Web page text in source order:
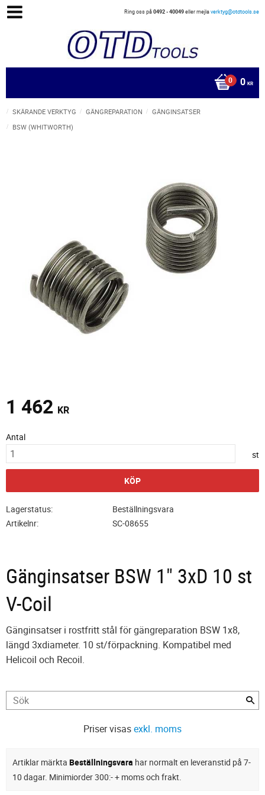
Ring oss på0492 - 40049eller mejlaverktyg@otdtools.se
0 KR
SKÄRANDE VERKTYG GÄNGREPARATION
GÄNGINSATSER
BSW (WHITWORTH)
1 462 KR
Antal
st
KÖP
Lagerstatus
Beställningsvara
Artikelnr
SC-08655
Gänginsatser BSW 1" 3xD 10 st
V-Coil
Gänginsatser i rostfritt stål för gängreparation BSW 1x8,
längd 3xdiameter. 10 st/förpackning. Kompatibel med
Helicoil och Recoil.
Priser visasexkl. moms
Artiklar märkta Beställningsvara har normalt en leveranstid på 7-
10 dagar. Minimiorder 300:- + moms och frakt.